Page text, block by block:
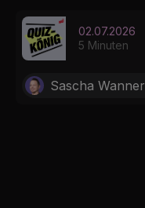
02.07.2026
5 Minuten
Sascha Wanner